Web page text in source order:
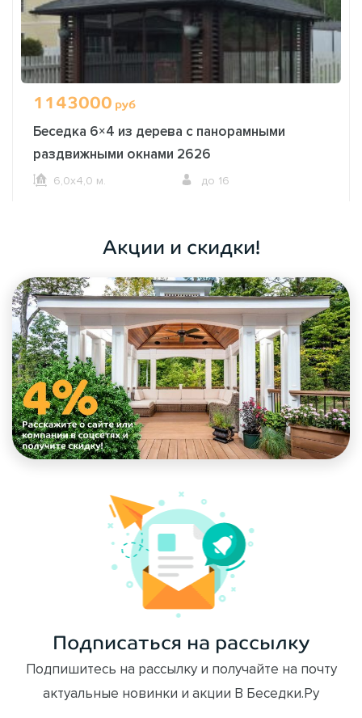
1143000 руб
Беседка 6×4 из дерева с панорамными
раздвижными окнами 2626
6,0х4,0 м. до 16
Акции и скидки!
Подписаться на рассылку
Подпишитесь на рассылку и получайте на почту
актуальные новинки и акции В Беседки.Ру